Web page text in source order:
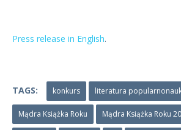
Press release in English.
TAGS: konkurs literatura
Mądra Książka Roku Mądra Książka Roku